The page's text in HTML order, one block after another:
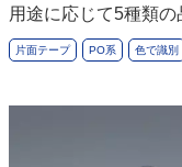
用途に応じて5種類
片面テープ PO系 色で識別